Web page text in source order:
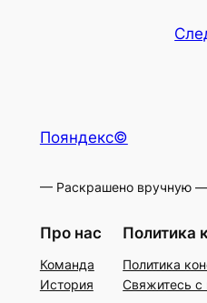
Пояндекс©
— Раскрашено вручную —
Про нас
Команда
История
Политика
Политика
Свяжитесь с